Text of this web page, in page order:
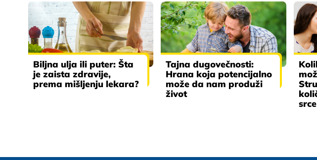
Biljna ulja ili puter: Šta
je zaista zdravije,
prema mišljenju lekara?
Tajna dugovečnosti:
Hrana koja potencijalno
može da nam produži
život
srce